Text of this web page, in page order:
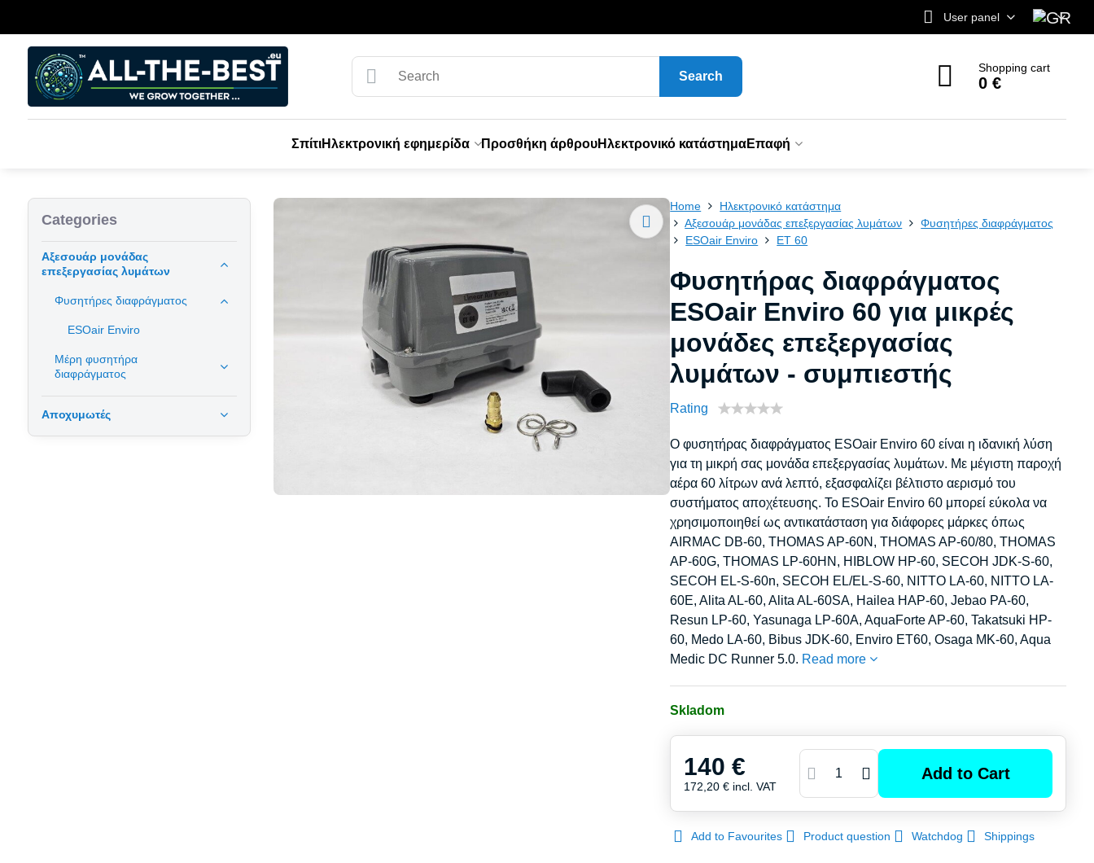
User panel
Search
Shopping cart
0 €
ΣπίτιΗλεκτρονική εφημερίδα Προσθήκη άρθρουΗλεκτρονικό κατάστημαΕπαφή
Home
Ηλεκτρονικό κατάστημα
Αξεσουάρ μονάδας επεξεργασίας λυμάτων
Φυσητήρες διαφράγματος
ESOair Enviro
ET 60
Φυσητήρας διαφράγματος
ESOair Enviro 60 για μικρές
μονάδες επεξεργασίας
λυμάτων - συμπιεστής
Rating
Ο φυσητήρας διαφράγματος ESOair Enviro 60 είναι η ιδανική λύση
για τη μικρή σας μονάδα επεξεργασίας λυμάτων. Με μέγιστη παροχή
αέρα 60 λίτρων ανά λεπτό, εξασφαλίζει βέλτιστο αερισμό του
συστήματος αποχέτευσης. Το ESOair Enviro 60 μπορεί εύκολα να
χρησιμοποιηθεί ως αντικατάσταση για διάφορες μάρκες όπως
AIRMAC DB-60, THOMAS AP-60N, THOMAS AP-60/80, THOMAS
AP-60G, THOMAS LP-60HN, HIBLOW HP-60, SECOH JDK-S-60,
SECOH EL-S-60n, SECOH EL/EL-S-60, NITTO LA-60, NITTO LA-
60E, Alita AL-60, Alita AL-60SA, Hailea HAP-60, Jebao PA-60,
Resun LP-60, Yasunaga LP-60A, AquaForte AP-60, Takatsuki HP-
60, Medo LA-60, Bibus JDK-60, Enviro ET60, Osaga MK-60, Aqua
Medic DC Runner 5.0. Read more
Skladom
140 €
172,20 € incl. VAT
Add to Cart
Add to Favourites Product question Watchdog Shippings
Categories
Αξεσουάρ μονάδας
επεξεργασίας λυμάτων
Φυσητήρες διαφράγματος
ESOair Enviro
Μέρη φυσητήρα
διαφράγματος
Αποχυμωτές